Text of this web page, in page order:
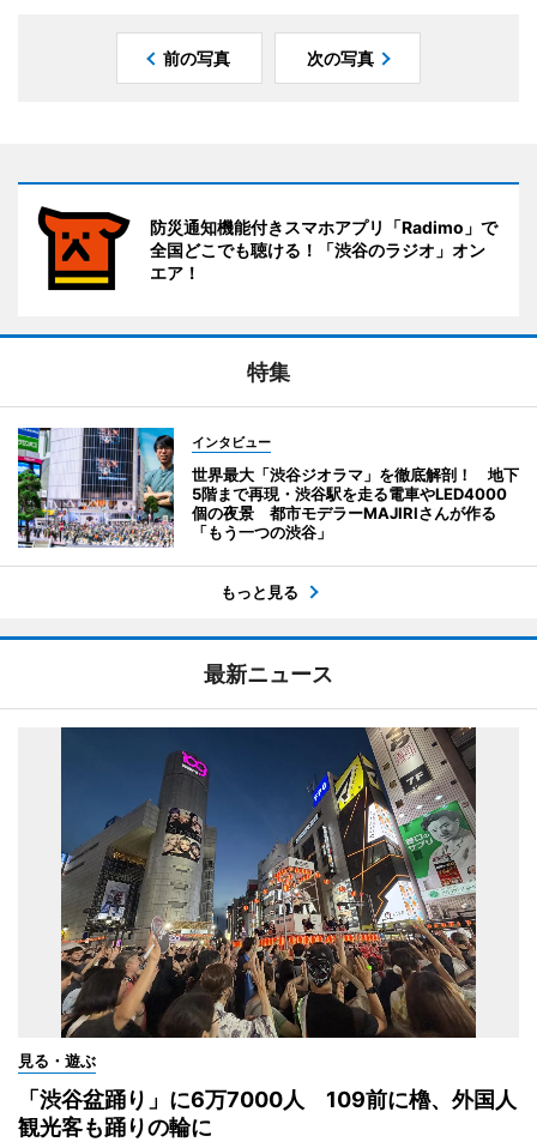
前の写真 次の写真
防災通知機能付きスマホアプリ「Radimo」で
全国どこでも聴ける！「渋谷のラジオ」オン
エア！
特集
インタビュー
世界最大「渋谷ジオラマ」を徹底解剖！ 地下
5階まで再現・渋谷駅を走る電車やLED4000
個の夜景 都市モデラーMAJIRIさんが作る
「もう一つの渋谷」
もっと見る
最新ニュース
見る・遊ぶ
「渋谷盆踊り」に6万7000人 109前に櫓、外国人
観光客も踊りの輪に